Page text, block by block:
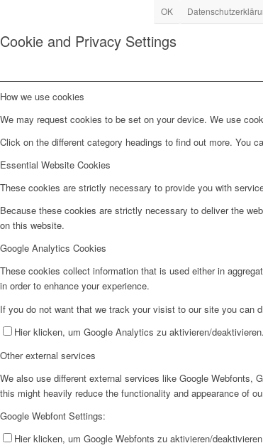
OK
Cookie and Privacy Settings
How we use cookies
We may request cookies to be set on your device. We use
Click on the different category headings to find out more. You
Essential Website Cookies
These cookies are strictly necessary to provide you with
Because these cookies are strictly necessary to deliver the
on this website.
Google Analytics Cookies
These cookies collect information that is used either in
in order to enhance your experience.
If you do not want that we track your visist to our site you can
Hier klicken, um Google Analytics zu aktivieren/deaktivieren.
Other external services
We also use different external services like Google Webfonts,
this might heavily reduce the functionality and appearance of
Google Webfont Settings:
Hier klicken, um Google Webfonts zu aktivieren/